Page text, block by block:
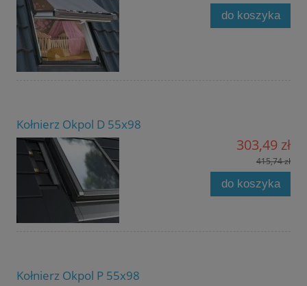
do koszyka
Kołnierz Okpol D 55x98
303,49 zł
415,74 zł
do koszyka
Kołnierz Okpol P 55x98